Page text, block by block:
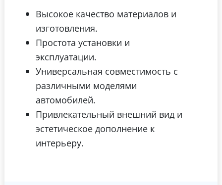
Высокое качество материалов и
изготовления.
Простота установки и
эксплуатации.
Универсальная совместимость с
различными моделями
автомобилей.
Привлекательный внешний вид и
эстетическое дополнение к
интерьеру.